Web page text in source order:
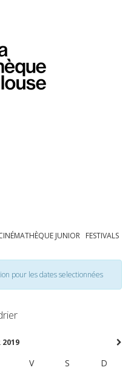
JUNIOR FESTIVALS
pour les dates selectionnées
2019
V S
D